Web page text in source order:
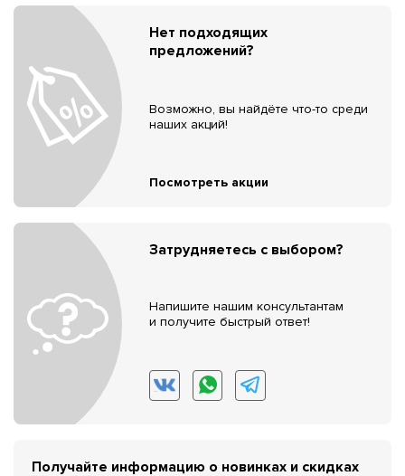
Нет подходящих
предложений?
Возможно, вы найдёте что-то среди
наших акций!
Посмотреть акции
Затрудняетесь с выбором?
Напишите нашим консультантам
и получите быстрый ответ!
Получайте информацию о новинках и скидках